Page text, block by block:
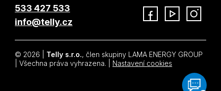
533 427 533
info@telly.cz
© 2026 | Telly s.r.o., člen skupiny LAMA ENERGY GROUP
| Všechna práva vyhrazena. | Nastavení cookies